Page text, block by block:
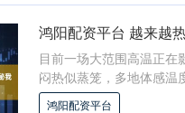
鸿阳配资平台 越来越
目前一场大范围高温正
闷热似蒸笼，多地体感
鸿阳配资平台